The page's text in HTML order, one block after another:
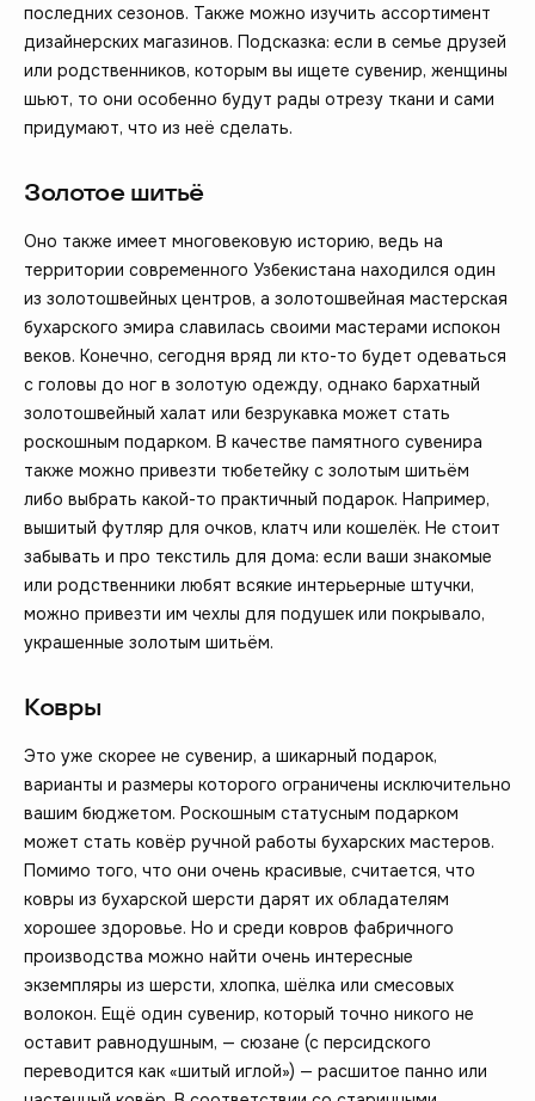
последних сезонов. Также можно изучить ассортимент
дизайнерских магазинов. Подсказка: если в семье друзей
или родственников, которым вы ищете сувенир, женщины
шьют, то они особенно будут рады отрезу ткани и сами
придумают, что из неё сделать.
Золотое шитьё
Оно также имеет многовековую историю, ведь на
территории современного Узбекистана находился один
из золотошвейных центров, а золотошвейная мастерская
бухарского эмира славилась своими мастерами испокон
веков. Конечно, сегодня вряд ли кто-то будет одеваться
с головы до ног в золотую одежду, однако бархатный
золотошвейный халат или безрукавка может стать
роскошным подарком. В качестве памятного сувенира
также можно привезти тюбетейку с золотым шитьём
либо выбрать какой-то практичный подарок. Например,
вышитый футляр для очков, клатч или кошелёк. Не стоит
забывать и про текстиль для дома: если ваши знакомые
или родственники любят всякие интерьерные штучки,
можно привезти им чехлы для подушек или покрывало,
украшенные золотым шитьём.
Ковры
Это уже скорее не сувенир, а шикарный подарок,
варианты и размеры которого ограничены исключительно
вашим бюджетом. Роскошным статусным подарком
может стать ковёр ручной работы бухарских мастеров.
Помимо того, что они очень красивые, считается, что
ковры из бухарской шерсти дарят их обладателям
хорошее здоровье. Но и среди ковров фабричного
производства можно найти очень интересные
экземпляры из шерсти, хлопка, шёлка или смесовых
волокон. Ещё один сувенир, который точно никого не
оставит равнодушным, — сюзане (с персидского
переводится как «шитый иглой») — расшитое панно или